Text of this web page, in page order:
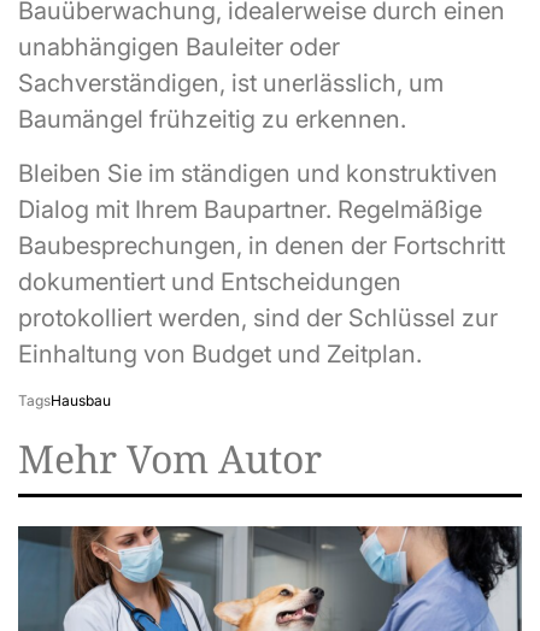
Bauüberwachung, idealerweise durch einen
unabhängigen Bauleiter oder
Sachverständigen, ist unerlässlich, um
Baumängel frühzeitig zu erkennen.
Bleiben Sie im ständigen und konstruktiven
Dialog mit Ihrem Baupartner. Regelmäßige
Baubesprechungen, in denen der Fortschritt
dokumentiert und Entscheidungen
protokolliert werden, sind der Schlüssel zur
Einhaltung von Budget und Zeitplan.
TagsHausbau
Mehr Vom Autor